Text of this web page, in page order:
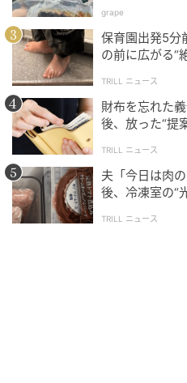
いる中、モッチーだけは断
さらに性格面でも、小さい
いまはすっかり気が強くな
もあるのだとか。機嫌が悪
「ガーッ！」と怒るのだそ
のギャップが凄まじいですね
飼育員の作戦勝ち！秘
grape
保育園出発5分
の前に広がる“
TRILL ニュース
財布を忘れた
後、放った“提
TRILL ニュース
夫「今日は肉
後、冷凍室の“
TRILL ニュース